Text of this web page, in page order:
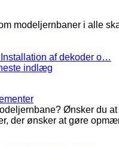
modeljernbaner i alle
Installation af dekoder o…
indlæg
Ønsker du
der ønsker at gøre